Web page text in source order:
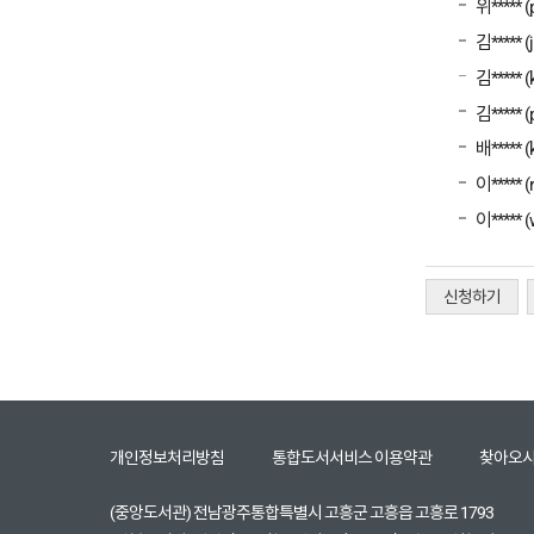
위*****
김*****
김*****
김*****
배*****
이*****
이*****
신청하기
개인정보처리방침 통합도서서비스 이용약관 찾아오
(중앙도서관) 전남광주통합특별시 고흥군 고흥읍 고흥로 1793